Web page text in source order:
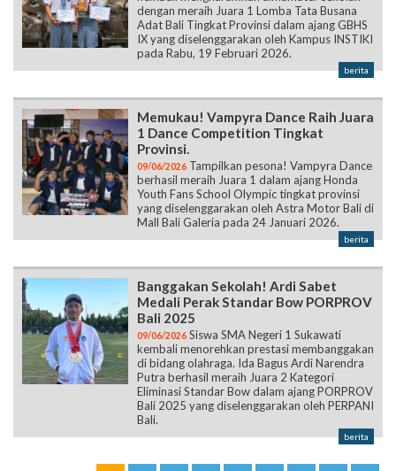
dengan meraih Juara 1 Lomba Tata Busana
Adat Bali Tingkat Provinsi dalam ajang GBHS
IX yang diselenggarakan oleh Kampus INSTIKI
pada Rabu, 19 Februari 2026.
berita
Memukau! Vampyra Dance Raih Juara
1 Dance Competition Tingkat
Provinsi.
09/06/2026 Tampilkan pesona! Vampyra Dance
berhasil meraih Juara 1 dalam ajang Honda
Youth Fans School Olympic tingkat provinsi
yang diselenggarakan oleh Astra Motor Bali di
Mall Bali Galeria pada 24 Januari 2026.
berita
Banggakan Sekolah! Ardi Sabet
Medali Perak Standar Bow PORPROV
Bali 2025
09/06/2026 Siswa SMA Negeri 1 Sukawati
kembali menorehkan prestasi membanggakan
di bidang olahraga. Ida Bagus Ardi Narendra
Putra berhasil meraih Juara 2 Kategori
Eliminasi Standar Bow dalam ajang PORPROV
Bali 2025 yang diselenggarakan oleh PERPANI
Bali.
berita